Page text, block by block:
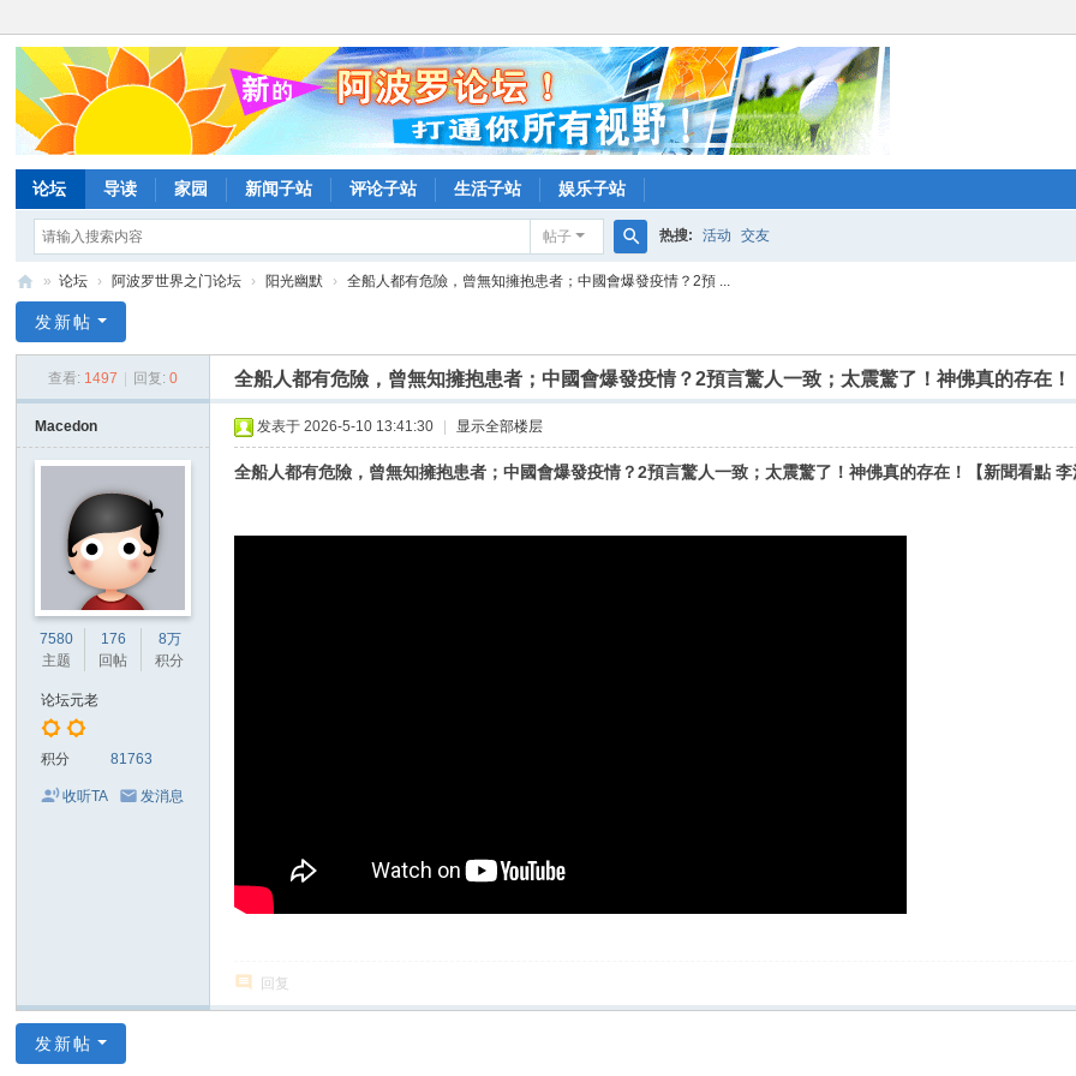
论坛 导读 家园 新闻子站 评论子站 生活子站 娱乐子站
帖子
搜
热搜: 活动 交友
波
网
» 论坛 › 阿波罗世界之门论坛 › 阳光幽默 › 全船人都有危險，曾無知擁抱患者；中國會爆發疫情？2預 ...
发新帖
查看: 1497 回复: 0 全船人都有危險，曾無知擁抱患者；中國會爆發疫情？2預言驚人一致；太震驚了！神佛真的存在！
Macedon
7580
主题
176
回帖
8万
积分
论坛元老
积分 81763
收听TA 发消息
发表于 2026-5-10 13:41:30 显示全部楼层
全船人都有危險，曾無知擁抱患者；中國會爆發疫情？2預言驚人一致；太震驚了！神佛真的存在！【新聞看點 李
回复
发新帖